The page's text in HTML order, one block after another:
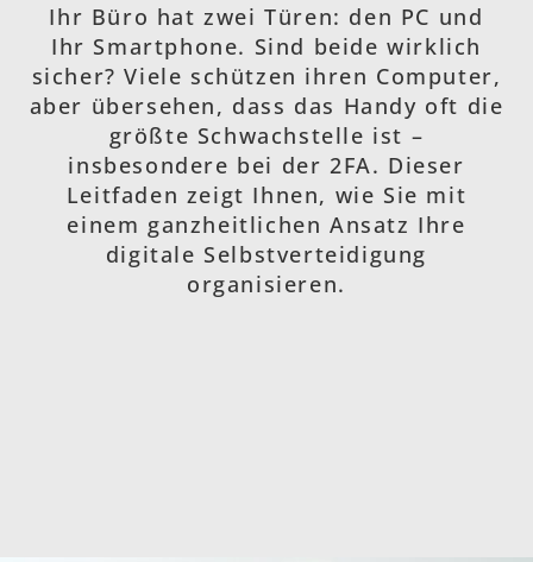
Ihr Büro hat zwei Türen: den PC und
Ihr Smartphone. Sind beide wirklich
sicher? Viele schützen ihren Computer,
aber übersehen, dass das Handy oft die
größte Schwachstelle ist –
insbesondere bei der 2FA. Dieser
Leitfaden zeigt Ihnen, wie Sie mit
einem ganzheitlichen Ansatz Ihre
digitale Selbstverteidigung
organisieren.